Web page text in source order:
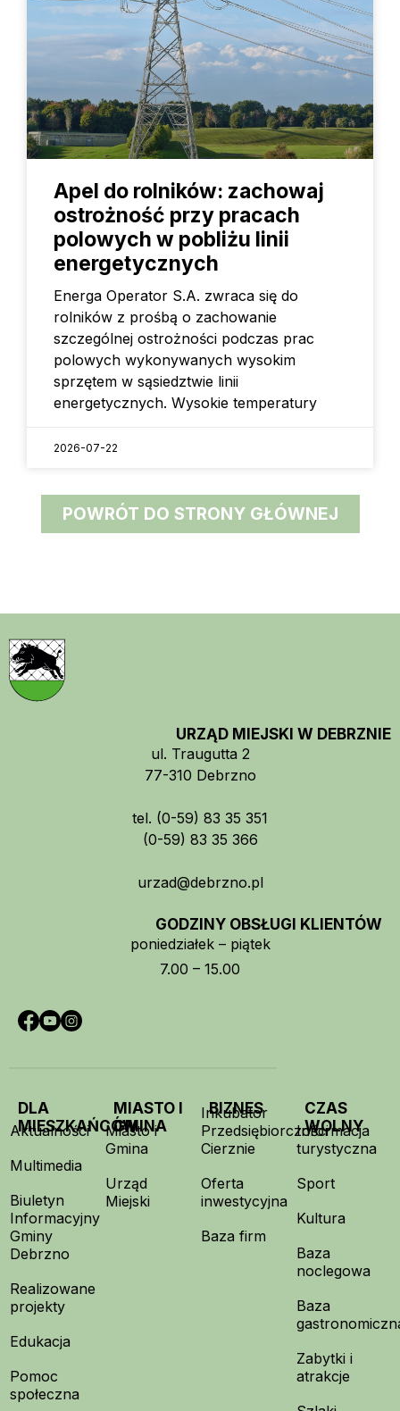
Apel do rolników: zachowaj
ostrożność przy pracach
polowych w pobliżu linii
energetycznych
Energa Operator S.A. zwraca się do
rolników z prośbą o zachowanie
szczególnej ostrożności podczas prac
polowych wykonywanych wysokim
sprzętem w sąsiedztwie linii
energetycznych. Wysokie temperatury
2026-07-22
POWRÓT DO STRONY GŁÓWNEJ
URZĄD MIEJSKI W DEBRZNIE
ul. Traugutta 2
77-310 Debrzno
tel. (0-59) 83 35 351
(0-59) 83 35 366
urzad@debrzno.pl
GODZINY OBSŁUGI KLIENTÓW
poniedziałek – piątek
7.00 – 15.00
DLA
MIESZKAŃCÓW
Aktualności
Multimedia
Biuletyn
Informacyjny
Gminy
Debrzno
Realizowane
projekty
Edukacja
Pomoc
społeczna
MIASTO I
GMINA
Miasto i
Gmina
Urząd
Miejski
BIZNES
Inkubator
Przedsiębiorczości
Cierznie
Oferta
inwestycyjna
Baza firm
CZAS
WOLNY
Informacja
turystyczna
Sport
Kultura
Baza
noclegowa
Baza
Zabytki i
atrakcje